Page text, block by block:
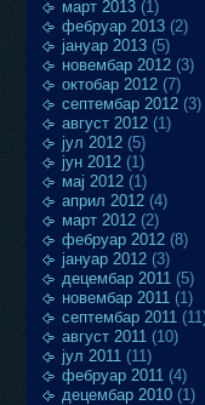
март 2013 (1)
фебруар 2013 (2)
јануар 2013 (5)
новембар 2012 (3)
октобар 2012 (7)
септембар 2012 (3)
август 2012 (1)
јул 2012 (5)
јун 2012 (1)
мај 2012 (1)
април 2012 (4)
март 2012 (2)
фебруар 2012 (8)
јануар 2012 (3)
децембар 2011 (5)
новембар 2011 (1)
септембар 2011
август 2011 (10)
јул 2011 (11)
фебруар 2011 (4)
децембар 2010 (1)